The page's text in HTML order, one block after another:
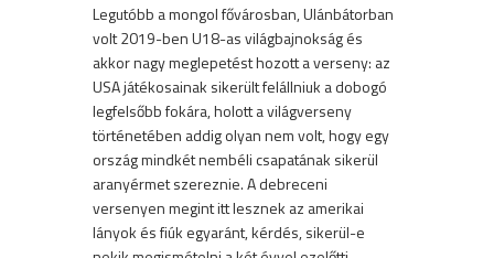
Legutóbb a mongol fővárosban, Ulánbátorban
volt 2019-ben U18-as világbajnokság és
akkor nagy meglepetést hozott a verseny: az
USA játékosainak sikerült felállniuk a dobogó
legfelsőbb fokára, holott a világverseny
történetében addig olyan nem volt, hogy egy
ország mindkét nembéli csapatának sikerül
aranyérmet szereznie. A debreceni
versenyen megint itt lesznek az amerikai
lányok és fiúk egyaránt, kérdés, sikerül-e